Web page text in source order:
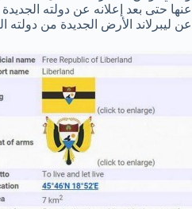
عنها حتى بعد إعلانه عن دولته
عن ليبرلاند الأرض الجديدة من دولته